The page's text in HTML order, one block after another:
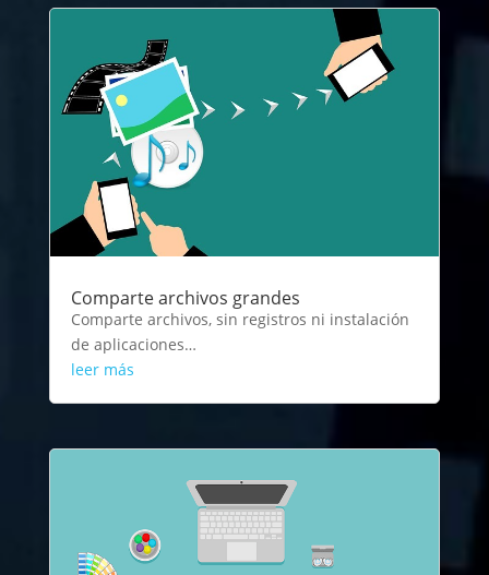
Comparte archivos grandes
Comparte archivos, sin registros ni instalación
de aplicaciones…
leer más